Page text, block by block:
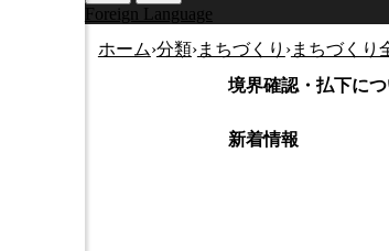
Foreign Language
ホーム›分類›まちづくり ›まちづくり
境界確認・払下に
新着情報